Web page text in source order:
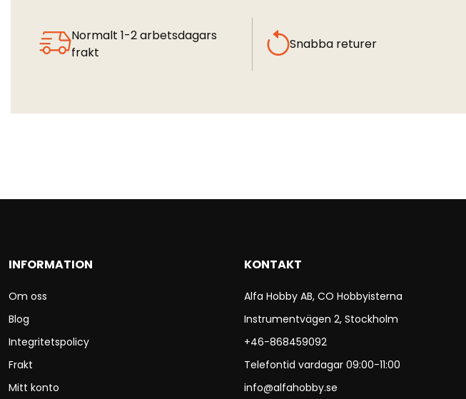
Normalt 1-2 arbetsdagars
frakt
Snabba returer
INFORMATION
Om oss
Blog
Integritetspolicy
Frakt
Mitt konto
KONTAKT
Alfa Hobby AB, CO Hobbyisterna
Instrumentvägen 2, Stockholm
+46-868459092
Telefontid vardagar 09:00-11:00
info@alfahobby.se